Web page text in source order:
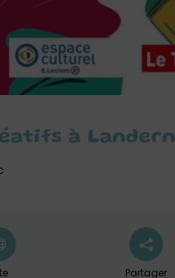
à
Partager